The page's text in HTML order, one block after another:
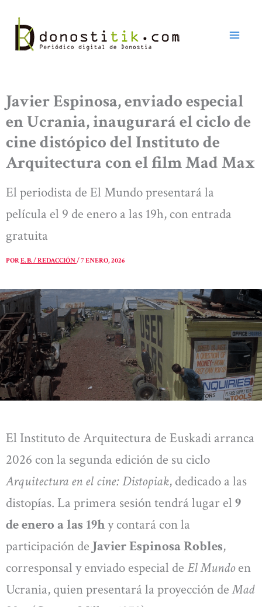
contenido
Javier Espinosa, enviado especial
en Ucrania, inaugurará el ciclo de
cine distópico del Instituto de
Arquitectura con el film Mad Max
El periodista de El Mundo presentará la
película el 9 de enero a las 19h, con entrada
gratuita
PORE. B. / REDACCIÓN/7 ENERO, 2026
El Instituto de Arquitectura de Euskadi arranca
2026 con la segunda edición de su ciclo
Arquitectura en el cine: Distopiak, dedicado a las
distopías. La primera sesión tendrá lugar el 9
de enero a las 19hy contará con la
participación de Javier Espinosa Robles,
corresponsal y enviado especial de El Mundoen
Ucrania, quien presentará la proyección deMad